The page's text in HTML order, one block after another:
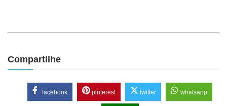
Compartilhe
facebook pinterest twitter whatsapp